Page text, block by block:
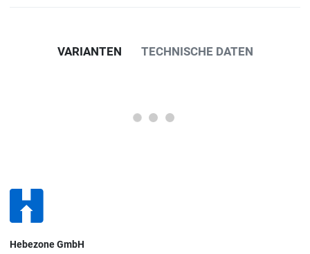
VARIANTEN TECHNISCHE DATEN
Hebezone GmbH